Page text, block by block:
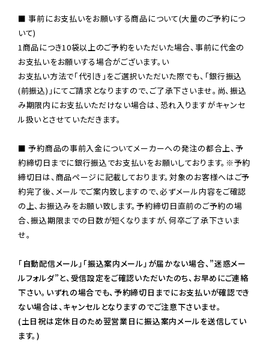
■ 事前にお支払いをお願いする商品について(大量のご予約につ
いて)
1商品につき10袋以上のご予約をいただいた場合、事前に代金の
お支払いをお願いする場合がございます。い
お支払い方法で「代引き」をご選択いただいた際でも、「銀行振込
(前振込)」にてご請求となりますので、ご了承下さいませ。尚、振込
み期限内にお支払いただけない場合は、恐れ入りますがキャンセ
ル扱いとさせていただきます。
■ 予約商品の事前入金についてメーカーへの発注の都合上、予
約締切日までに銀行振込でお支払いをお願いしております。※予約
締切日は、商品ページに記載しております。対象のお客様へはご予
約完了後、メールでご案内致しますので、必ずメール内容をご確認
の上、お振込みをお願い致します。予約締切日直前のご予約の場
合、振込期限までの日数が短くなりますが、何卒ご了承下さいま
せ。
「自動配信メール」「振込案内メール」が届かない場合、”迷惑メー
ルフォルダ”と、受信設定をご確認いただいたのち、お早めにご連絡
下さい。いずれの場合でも、予約締切日までにお支払いが確認でき
ない場合は、キャンセルとなりますのでご注意下さいませ。
(土日祝は定休日のため翌営業日に振込案内メールを送信してい
ます。)